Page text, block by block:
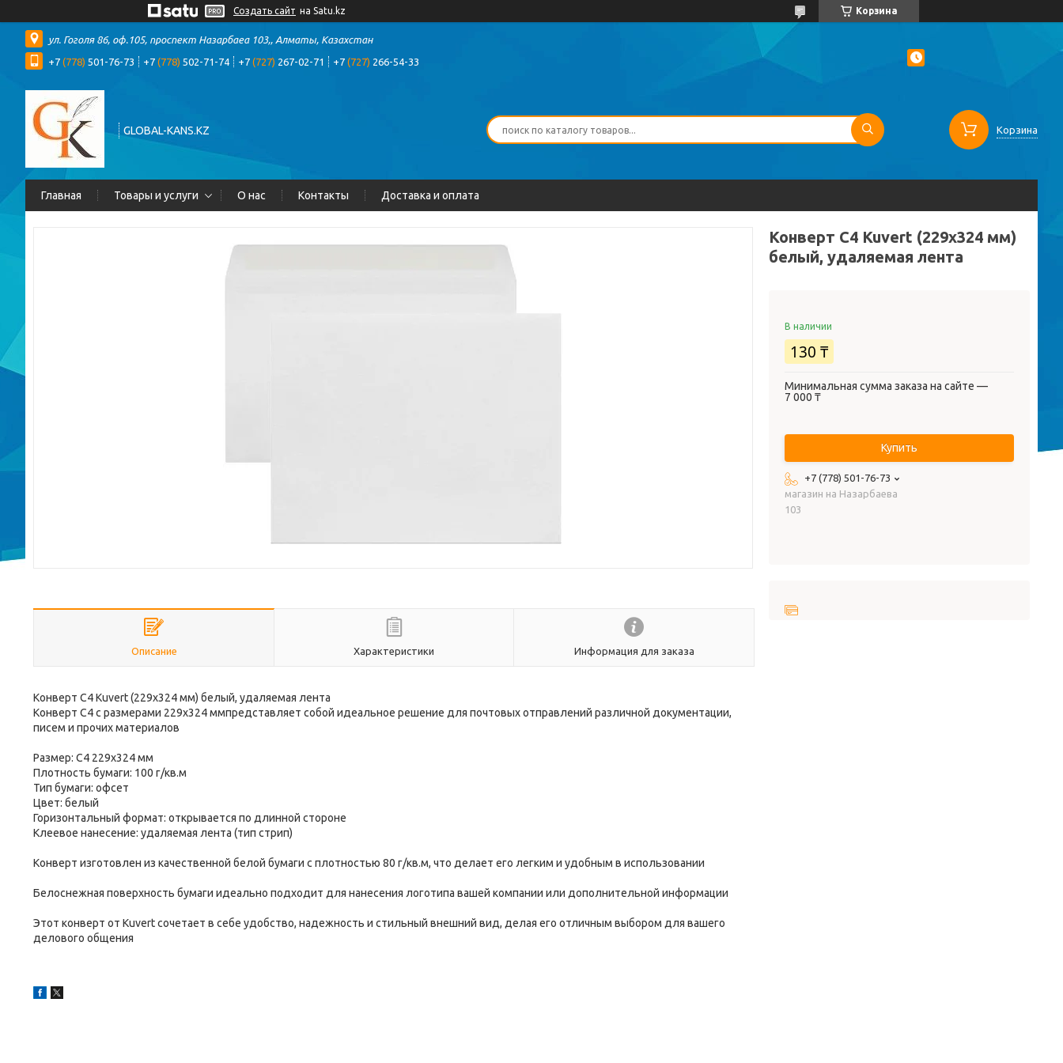
Создать сайт на Satu.kz Корзина
ул. Гоголя 86, оф.105, проспект Назарбаеа 103,, Алматы, Казахстан
+7 (778) 501-76-73 +7 (778) 502-71-74 +7 (727) 267-02-71 +7 (727) 266-54-33
GLOBAL-KANS.KZ Корзина
Главная Товары и услуги О нас Контакты Доставка и оплата
Описание Характеристики Информация для заказа
Конверт С4 Kuvert (229х324 мм) белый, удаляемая лента
Конверт С4 с размерами 229х324 ммпредставляет собой идеальное решение для почтовых отправлений различной документации,
писем и прочих материалов
Размер: С4 229х324 мм
Плотность бумаги: 100 г/кв.м
Тип бумаги: офсет
Цвет: белый
Горизонтальный формат: открывается по длинной стороне
Клеевое нанесение: удаляемая лента (тип стрип)
Конверт изготовлен из качественной белой бумаги с плотностью 80 г/кв.м, что делает его легким и удобным в использовании
Белоснежная поверхность бумаги идеально подходит для нанесения логотипа вашей компании или дополнительной информации
Этот конверт от Kuvert сочетает в себе удобство, надежность и стильный внешний вид, делая его отличным выбором для вашего
делового общения
Конверт С4 Kuvert (229х324 мм)
белый, удаляемая лента
В наличии
130 ₸
Минимальная сумма заказа на сайте —
7 000 ₸
Купить
+7 (778) 501-76-73
магазин на Назарбаева
103